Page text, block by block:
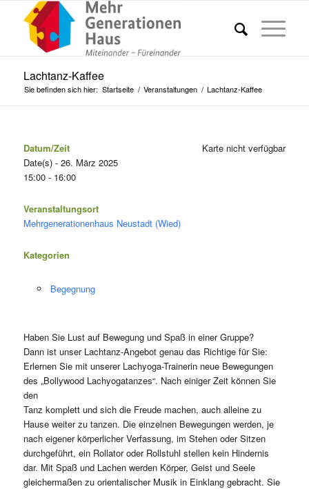
Lachtanz-Kaffee
Sie befinden sich hier: Startseite / Veranstaltungen / Lachtanz-Kaffee
Karte nicht verfügbar
Datum/Zeit
Date(s) - 26. März 2025
15:00 - 16:00
Veranstaltungsort
Mehrgenerationenhaus Neustadt (Wied)
Kategorien
Begegnung
Haben Sie Lust auf Bewegung und Spaß in einer Gruppe?
Dann ist unser Lachtanz-Angebot genau das Richtige für Sie:
Erlernen Sie mit unserer Lachyoga-Trainerin neue Bewegungen
des „Bollywood Lachyogatanzes“. Nach einiger Zeit können Sie
den
Tanz komplett und sich die Freude machen, auch alleine zu
Hause weiter zu tanzen. Die einzelnen Bewegungen werden, je
nach eigener körperlicher Verfassung, im Stehen oder Sitzen
durchgeführt, ein Rollator oder Rollstuhl stellen kein Hindernis
dar. Mit Spaß und Lachen werden Körper, Geist und Seele
gleichermaßen zu orientalischer Musik in Einklang gebracht. Sie